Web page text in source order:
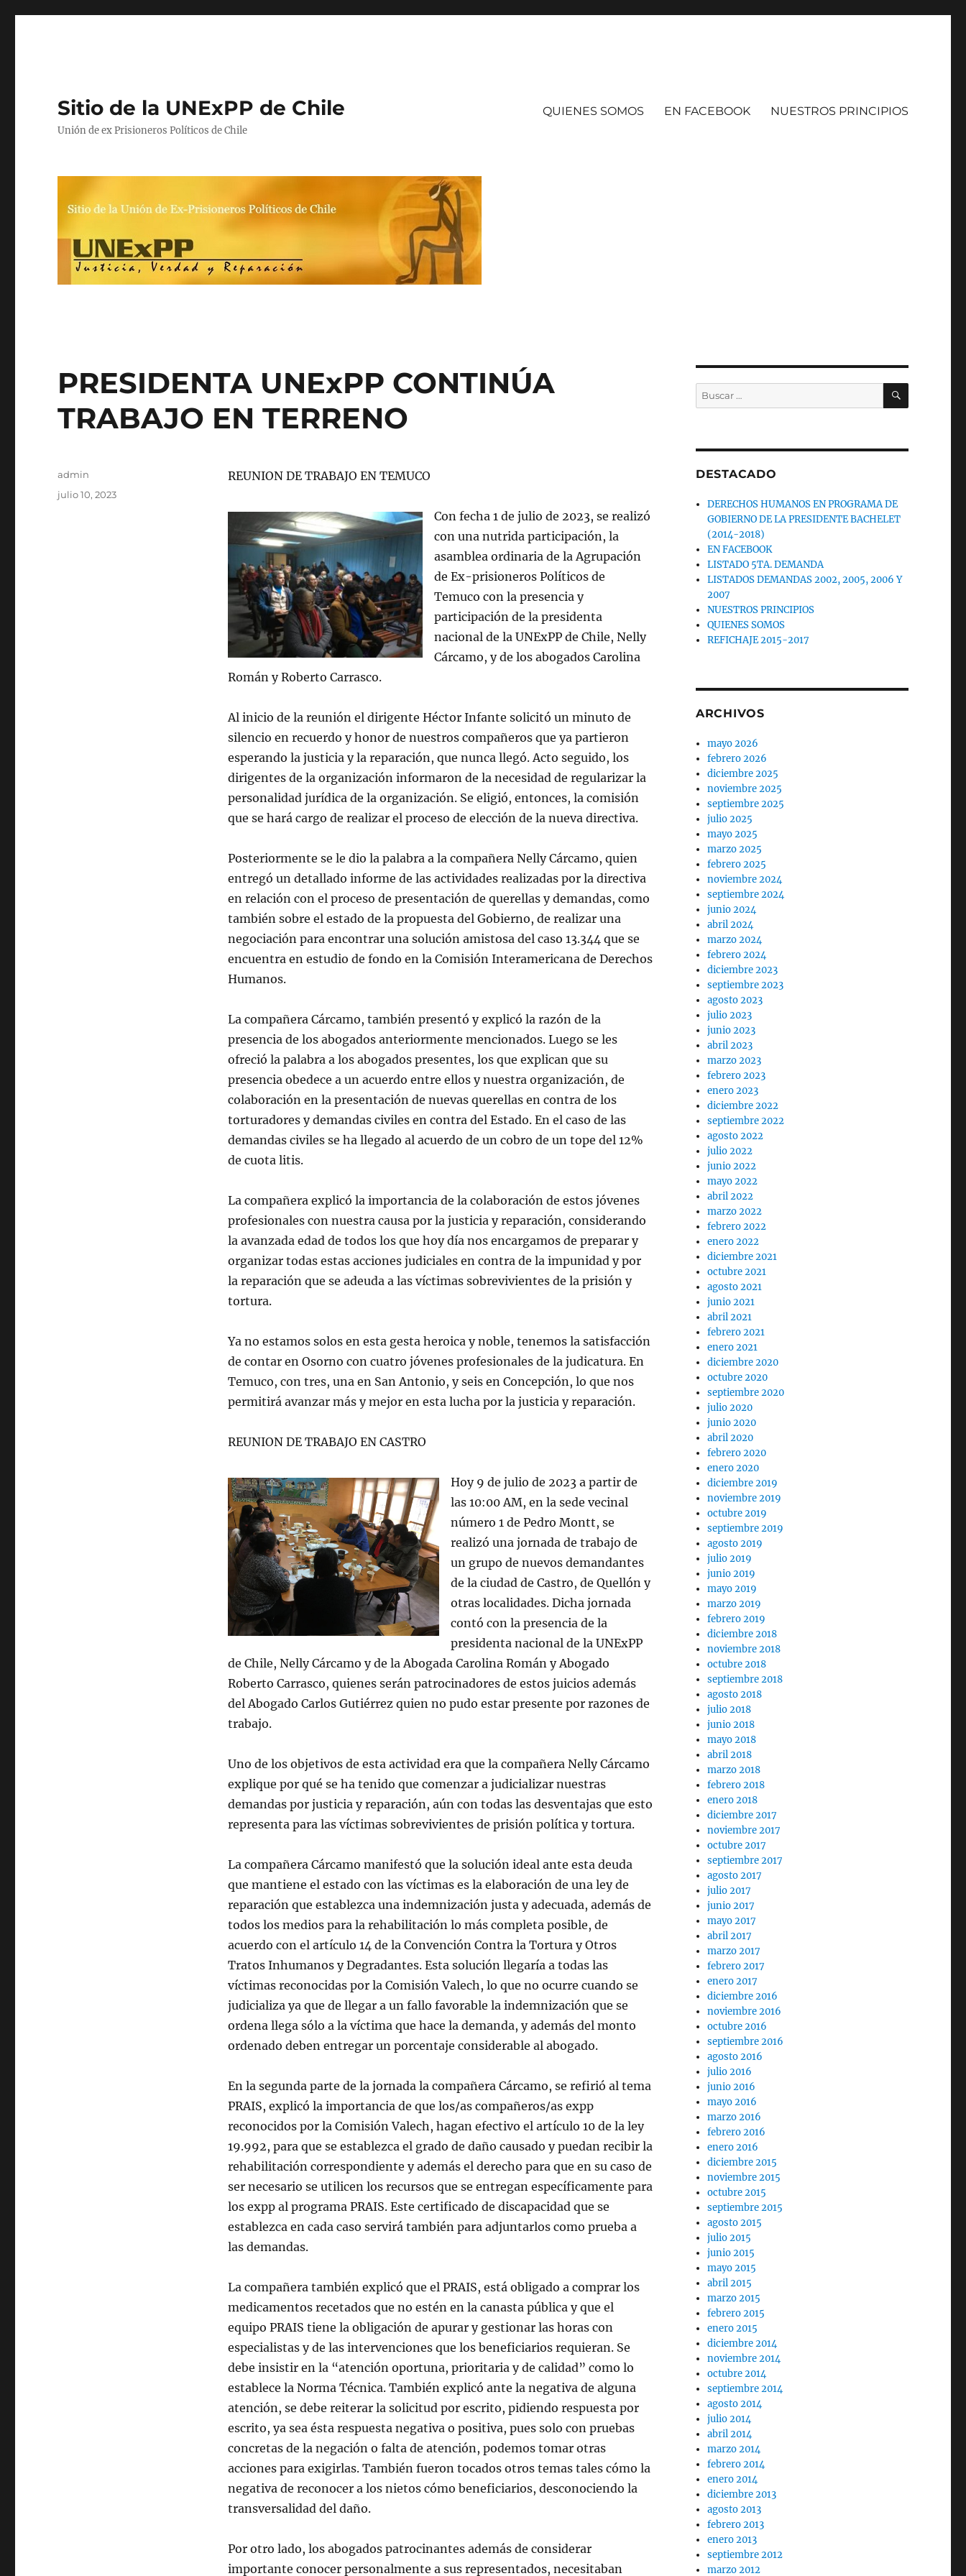
Sitio de la UNExPP de Chile
Unión de ex Prisioneros Políticos de Chile
QUIENES SOMOS EN FACEBOOK NUESTROS PRINCIPIOS
PRESIDENTA UNExPP CONTINÚA
TRABAJO EN TERRENO
REUNION DE TRABAJO EN TEMUCO
Con fecha 1 de julio de 2023, se realizó
con una nutrida participación, la
asamblea ordinaria de la Agrupación
de Ex-prisioneros Políticos de
Temuco con la presencia y
participación de la presidenta
nacional de la UNExPP de Chile, Nelly
Cárcamo, y de los abogados Carolina
Román y Roberto Carrasco.
Al inicio de la reunión el dirigente Héctor Infante solicitó un minuto de
silencio en recuerdo y honor de nuestros compañeros que ya partieron
esperando la justicia y la reparación, que nunca llegó. Acto seguido, los
dirigentes de la organización informaron de la necesidad de regularizar la
personalidad jurídica de la organización. Se eligió, entonces, la comisión
que se hará cargo de realizar el proceso de elección de la nueva directiva.
Posteriormente se le dio la palabra a la compañera Nelly Cárcamo, quien
entregó un detallado informe de las actividades realizadas por la directiva
en relación con el proceso de presentación de querellas y demandas, como
también sobre el estado de la propuesta del Gobierno, de realizar una
negociación para encontrar una solución amistosa del caso 13.344 que se
encuentra en estudio de fondo en la Comisión Interamericana de Derechos
Humanos.
La compañera Cárcamo, también presentó y explicó la razón de la
presencia de los abogados anteriormente mencionados. Luego se les
ofreció la palabra a los abogados presentes, los que explican que su
presencia obedece a un acuerdo entre ellos y nuestra organización, de
colaboración en la presentación de nuevas querellas en contra de los
torturadores y demandas civiles en contra del Estado. En el caso de las
demandas civiles se ha llegado al acuerdo de un cobro de un tope del 12%
de cuota litis.
La compañera explicó la importancia de la colaboración de estos jóvenes
profesionales con nuestra causa por la justicia y reparación, considerando
la avanzada edad de todos los que hoy día nos encargamos de preparar y
organizar todas estas acciones judiciales en contra de la impunidad y por
la reparación que se adeuda a las víctimas sobrevivientes de la prisión y
tortura.
Ya no estamos solos en esta gesta heroica y noble, tenemos la satisfacción
de contar en Osorno con cuatro jóvenes profesionales de la judicatura. En
Temuco, con tres, una en San Antonio, y seis en Concepción, lo que nos
permitirá avanzar más y mejor en esta lucha por la justicia y reparación.
REUNION DE TRABAJO EN CASTRO
Hoy 9 de julio de 2023 a partir de
las 10:00 AM, en la sede vecinal
número 1 de Pedro Montt, se
realizó una jornada de trabajo de
un grupo de nuevos demandantes
de la ciudad de Castro, de Quellón y
otras localidades. Dicha jornada
contó con la presencia de la
presidenta nacional de la UNExPP
de Chile, Nelly Cárcamo y de la Abogada Carolina Román y Abogado
Roberto Carrasco, quienes serán patrocinadores de estos juicios además
del Abogado Carlos Gutiérrez quien no pudo estar presente por razones de
trabajo.
Uno de los objetivos de esta actividad era que la compañera Nelly Cárcamo
explique por qué se ha tenido que comenzar a judicializar nuestras
demandas por justicia y reparación, aún con todas las desventajas que esto
representa para las víctimas sobrevivientes de prisión política y tortura.
La compañera Cárcamo manifestó que la solución ideal ante esta deuda
que mantiene el estado con las víctimas es la elaboración de una ley de
reparación que establezca una indemnización justa y adecuada, además de
todos los medios para la rehabilitación lo más completa posible, de
acuerdo con el artículo 14 de la Convención Contra la Tortura y Otros
Tratos Inhumanos y Degradantes. Esta solución llegaría a todas las
víctimas reconocidas por la Comisión Valech, lo que no ocurre cuando se
judicializa ya que de llegar a un fallo favorable la indemnización que se
ordena llega sólo a la víctima que hace la demanda, y además del monto
ordenado deben entregar un porcentaje considerable al abogado.
En la segunda parte de la jornada la compañera Cárcamo, se refirió al tema
PRAIS, explicó la importancia de que los/as compañeros/as expp
reconocidos por la Comisión Valech, hagan efectivo el artículo 10 de la ley
19.992, para que se establezca el grado de daño causado y puedan recibir la
rehabilitación correspondiente y además el derecho para que en su caso de
ser necesario se utilicen los recursos que se entregan específicamente para
los expp al programa PRAIS. Este certificado de discapacidad que se
establezca en cada caso servirá también para adjuntarlos como prueba a
las demandas.
La compañera también explicó que el PRAIS, está obligado a comprar los
medicamentos recetados que no estén en la canasta pública y que el
equipo PRAIS tiene la obligación de apurar y gestionar las horas con
especialistas y de las intervenciones que los beneficiarios requieran. Se
debe insistir en la “atención oportuna, prioritaria y de calidad” como lo
establece la Norma Técnica. También explicó ante la negativa de alguna
atención, se debe reiterar la solicitud por escrito, pidiendo respuesta por
escrito, ya sea ésta respuesta negativa o positiva, pues solo con pruebas
concretas de la negación o falta de atención, podemos tomar otras
acciones para exigirlas. También fueron tocados otros temas tales cómo la
negativa de reconocer a los nietos cómo beneficiarios, desconociendo la
transversalidad del daño.
Por otro lado, los abogados patrocinantes además de considerar
importante conocer personalmente a sus representados, necesitaban
Autor
admin
Publicado
julio 10, 2023
Buscar
por:
BUSCAR
DESTACADO
DERECHOS HUMANOS EN PROGRAMA DE
GOBIERNO DE LA PRESIDENTE BACHELET
(2014-2018)
EN FACEBOOK
LISTADO 5TA. DEMANDA
LISTADOS DEMANDAS 2002, 2005, 2006 Y
2007
NUESTROS PRINCIPIOS
QUIENES SOMOS
REFICHAJE 2015-2017
ARCHIVOS
mayo 2026
febrero 2026
diciembre 2025
noviembre 2025
septiembre 2025
julio 2025
mayo 2025
marzo 2025
febrero 2025
noviembre 2024
septiembre 2024
junio 2024
abril 2024
marzo 2024
febrero 2024
diciembre 2023
septiembre 2023
agosto 2023
julio 2023
junio 2023
abril 2023
marzo 2023
febrero 2023
enero 2023
diciembre 2022
septiembre 2022
agosto 2022
julio 2022
junio 2022
mayo 2022
abril 2022
marzo 2022
febrero 2022
enero 2022
diciembre 2021
octubre 2021
agosto 2021
junio 2021
abril 2021
febrero 2021
enero 2021
diciembre 2020
octubre 2020
septiembre 2020
julio 2020
junio 2020
abril 2020
febrero 2020
enero 2020
diciembre 2019
noviembre 2019
octubre 2019
septiembre 2019
agosto 2019
julio 2019
junio 2019
mayo 2019
marzo 2019
febrero 2019
diciembre 2018
noviembre 2018
octubre 2018
septiembre 2018
agosto 2018
julio 2018
junio 2018
mayo 2018
abril 2018
marzo 2018
febrero 2018
enero 2018
diciembre 2017
noviembre 2017
octubre 2017
septiembre 2017
agosto 2017
julio 2017
junio 2017
mayo 2017
abril 2017
marzo 2017
febrero 2017
enero 2017
diciembre 2016
noviembre 2016
octubre 2016
septiembre 2016
agosto 2016
julio 2016
junio 2016
mayo 2016
marzo 2016
febrero 2016
enero 2016
diciembre 2015
noviembre 2015
octubre 2015
septiembre 2015
agosto 2015
julio 2015
junio 2015
mayo 2015
abril 2015
marzo 2015
febrero 2015
enero 2015
diciembre 2014
noviembre 2014
octubre 2014
septiembre 2014
agosto 2014
julio 2014
abril 2014
marzo 2014
febrero 2014
enero 2014
diciembre 2013
agosto 2013
febrero 2013
enero 2013
septiembre 2012
marzo 2012